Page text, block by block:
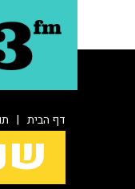
דף הבית |